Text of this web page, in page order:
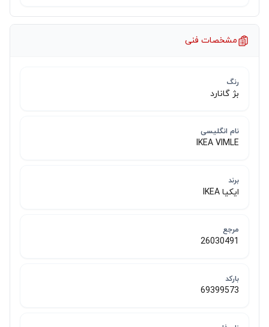
مشخصات فنی
رنگ
بژ گانارد
نام انگلیسی
IKEA VIMLE
برند
ایکیا IKEA
مرجع
26030491
بارکد
69399573